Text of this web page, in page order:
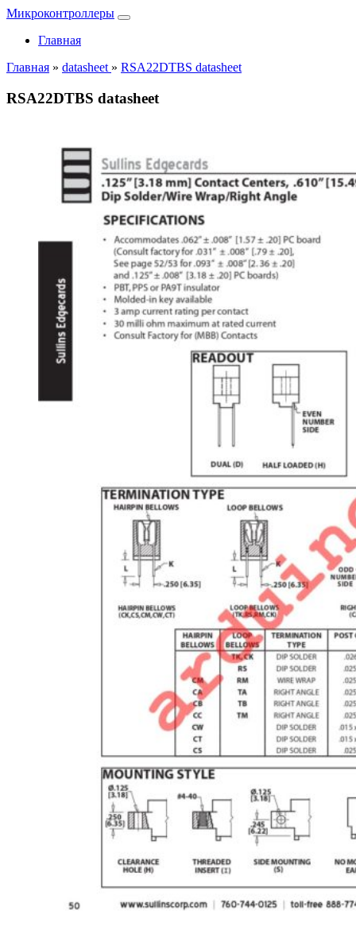
Микроконтроллеры
Главная
Главная » datasheet » RSA22DTBS datasheet
RSA22DTBS datasheet